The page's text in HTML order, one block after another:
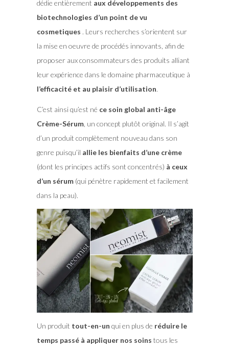
dédie entièrement aux développements des
biotechnologies d’un point de vu
cosmetiques . Leurs recherches s’orientent sur
la mise en oeuvre de procédés innovants, afin de
proposer aux consommateurs des produits alliant
leur expérience dans le domaine pharmaceutique à
l’efficacité et au plaisir d’utilisation.
C’est ainsi qu’est né ce soin global anti-âge
Crème-Sérum, un concept plutôt original. Il s’agit
d’un produit complètement nouveau dans son
genre puisqu’il allie les bienfaits d’une crème
(dont les principes actifs sont concentrés) à ceux
d’un sérum(qui pénètre rapidement et facilement
dans la peau).
Un produit tout-en-un qui en plus de réduire le
temps passé à appliquer nos soins tous les